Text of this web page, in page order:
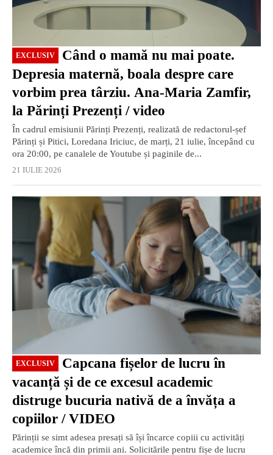
EXCLUSIV
Depresia maternă, boala despre care
vorbim prea târziu. Ana-Maria Zamfir,
la Părinți Prezenți / video
În cadrul emisiunii Părinți Prezenți, realizată de redactorul-șef
Părinți și Pitici, Loredana Iriciuc, de marți, 21 iulie, începând cu
ora 20:00, pe canalele de Youtube și paginile de...
21 IULIE 2026
EXCLUSIV
EXCLUSIV
vacanță și de ce excesul academic
distruge bucuria nativă de a învăța a
copiilor / VIDEO
Părinții se simt adesea presați să își încarce copiii cu activități
academice încă din primii ani. Solicitările pentru fișe de lucru